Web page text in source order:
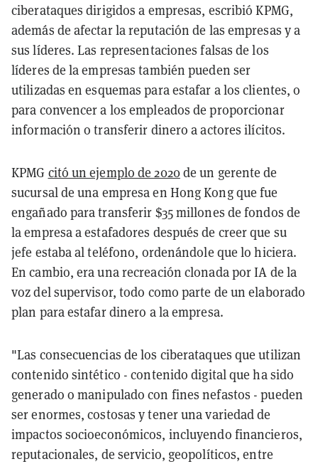
ciberataques dirigidos a empresas, escribió KPMG,
además de afectar la reputación de las empresas y a
sus líderes. Las representaciones falsas de los
líderes de la empresas también pueden ser
utilizadas en esquemas para estafar a los clientes, o
para convencer a los empleados de proporcionar
información o transferir dinero a actores ilícitos.
KPMG citó un ejemplo de 2020de un gerente de
sucursal de una empresa en Hong Kong que fue
engañado para transferir $35 millones de fondos de
la empresa a estafadores después de creer que su
jefe estaba al teléfono, ordenándole que lo hiciera.
En cambio, era una recreación clonada por IA de la
voz del supervisor, todo como parte de un elaborado
plan para estafar dinero a la empresa.
"Las consecuencias de los ciberataques que utilizan
contenido sintético - contenido digital que ha sido
generado o manipulado con fines nefastos - pueden
ser enormes, costosas y tener una variedad de
impactos socioeconómicos, incluyendo financieros,
reputacionales, de servicio, geopolíticos, entre